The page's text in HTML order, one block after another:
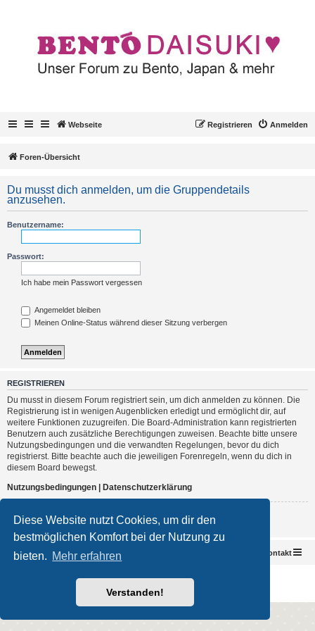
Diese Website nutzt Cookies, um dir den
bestmöglichen Komfort bei der Nutzung zu
bieten. Mehr erfahren
Verstanden!
Webseite Anmelden
Registrieren
Foren-Übersicht
Du musst dich anmelden, um die Gruppendetails
anzusehen.
Benutzername:
Passwort:
Ich habe mein Passwort vergessen
Angemeldet bleiben
Meinen Online-Status während dieser Sitzung verbergen
REGISTRIEREN
Du musst in diesem Forum registriert sein, um dich anmelden zu können. Die
Registrierung ist in wenigen Augenblicken erledigt und ermöglicht dir, auf
weitere Funktionen zuzugreifen. Die Board-Administration kann registrierten
Benutzern auch zusätzliche Berechtigungen zuweisen. Beachte bitte unsere
Nutzungsbedingungen und die verwandten Regelungen, bevor du dich
registrierst. Bitte beachte auch die jeweiligen Forenregeln, wenn du dich in
diesem Board bewegst.
Nutzungsbedingungen | Datenschutzerklärung
Registrieren
Foren-Übersicht Kontakt
Powered byphpBB® Forum Software © phpBB Limited
Impressum|Datenschutz|